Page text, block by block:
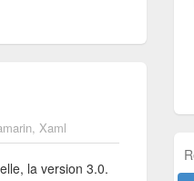
, Xaml
la version 3.0.